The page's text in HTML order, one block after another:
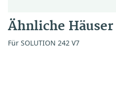
Ähnliche Häuser
Für SOLUTION 242 V7